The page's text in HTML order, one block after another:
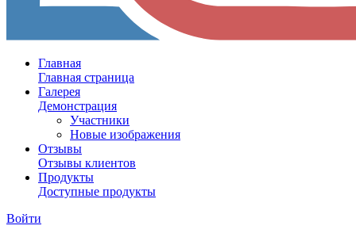
Главная
Главная страница
Галерея
Демонстрация
Участники
Новые изображения
Отзывы
Отзывы клиентов
Продукты
Доступные продукты
Войти